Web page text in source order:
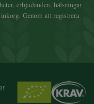
erbjudanden, hälsningar
Genom att registrera